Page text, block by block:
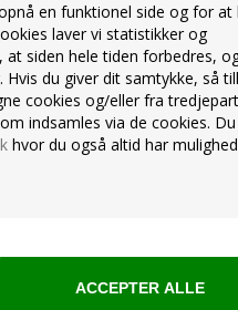
en funktionel side og for at
laver vi statistikker og
at siden hele tiden forbedres,
du giver dit samtykke, så
cookies og/eller fra
indsamles via de cookies.
hvor du også altid har
Kvalitetsduge fra Bækkelund by
duge, airlaid servietter samt
servietter og bordløbere der
Hvad enten du skal holde
arrangement giver bordløberen
Levering
BESTILTE OGSÅ